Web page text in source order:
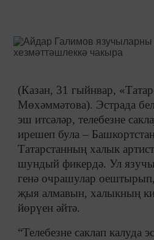
(Казан, 31 гыйнвар,
Мөхәммәтова). Эстрада
эш итсәләр, телебезне
ирешеп була –
Татарстанның халык
шундый фикердә. Ул
генә очрашулар
җыя алмавын, халыкның
йөрүен әйтә.
“Телебезне саклап калуда